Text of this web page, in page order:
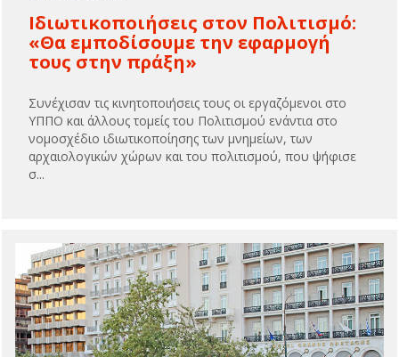
Ιδιωτικοποιήσεις στον Πολιτισμό:
«Θα εμποδίσουμε την εφαρμογή
τους στην πράξη»
Συνέχισαν τις κινητοποιήσεις τους οι εργαζόμενοι στο
ΥΠΠΟ και άλλους τομείς του Πολιτισμού ενάντια στο
νομοσχέδιο ιδιωτικοποίησης των μνημείων, των
αρχαιολογικών χώρων και του πολιτισμού, που ψήφισε
σ...